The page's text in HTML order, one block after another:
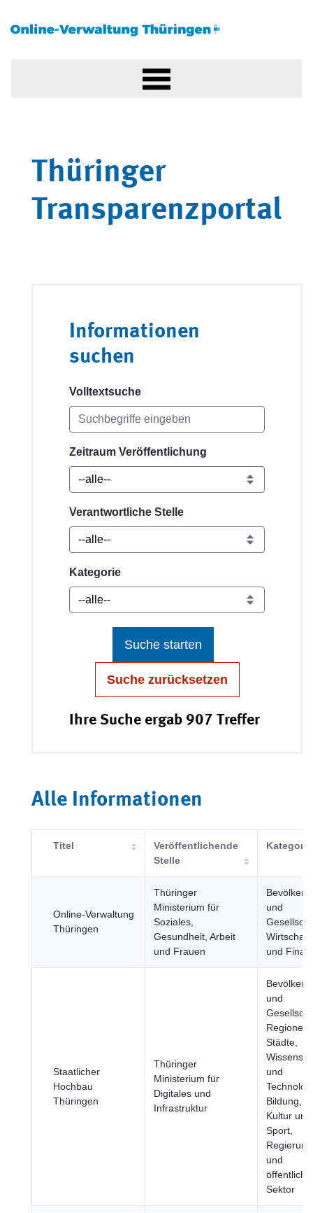
Thüringer
Transparenzportal
Informationen
suchen
Volltextsuche
Zeitraum Veröffentlichung
Verantwortliche Stelle
Kategorie
Suche starten
Suche zurücksetzen
Ihre Suche ergab 907 Treffer
Alle Informationen
Titel
Veröffentlichende
Stelle
Kategorie
Online-Verwaltung
Thüringen
Thüringer
Ministerium für
Soziales,
Gesundheit, Arbeit
und Frauen
und
Wirtschaft
und
Staatlicher
Hochbau
Thüringen
Thüringer
Ministerium für
Digitales und
Infrastruktur
und
Regionen
Städte,
und
Bildung,
Kultur und
Sport,
Regierung
und
Sektor